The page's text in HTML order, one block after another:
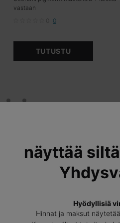
vastaan
0
TUTUSTU
näyttää
Hyödyllisiä
Hinnat ja maksut